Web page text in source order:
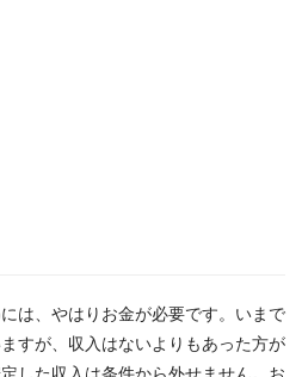
は、やはりお金が必要です。いまで
すが、収入はないよりもあった方が